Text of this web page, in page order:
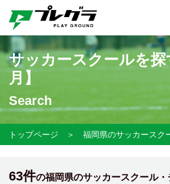
サッカースクールを探
月】
Search
トップページ ＞ 福岡県のサッカースク
63件の福岡県のサッカースクール・